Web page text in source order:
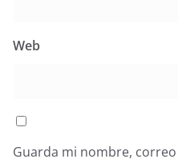
Web
Guarda mi nombre,